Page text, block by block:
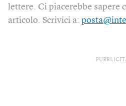
lettere. Ci piacerebbe sapere
articolo. Scrivici a: